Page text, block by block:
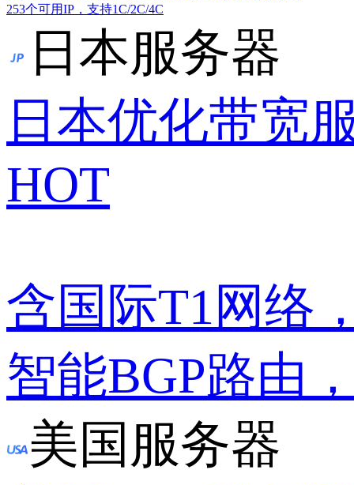
253个可用IP，支持1C/2C/4C
日本服务器
日本优化带宽
HOT
含国际T1网络
智能BGP路由
美国服务器